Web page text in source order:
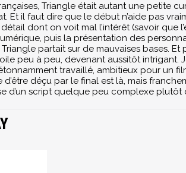
Triangle était autant une petite
Et il faut dire que le début n’aide pas
dont on voit mal l’intérêt (savoir que
puis la présentation des
partait sur de mauvaises bases. Et
peu à peu, devenant aussitôt intrigant.
travaillé, ambitieux pour un
d’être déçu par le final est là, mais
d’un script quelque peu complexe plutôt